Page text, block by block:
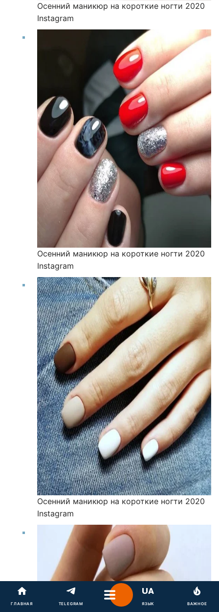
Осенний маникюр на короткие ногти 2020
Instagram
Осенний маникюр на короткие ногти 2020
Instagram
Осенний маникюр на короткие ногти 2020
Instagram
ГЛАВНАЯ TELEGRAM ЯЗЫК ВАЖНОЕ